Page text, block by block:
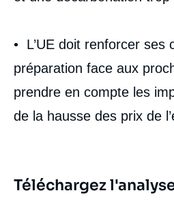
• L’UE doit renforcer ses
préparation face aux
prendre en compte les
de la hausse des prix de
Téléchargez